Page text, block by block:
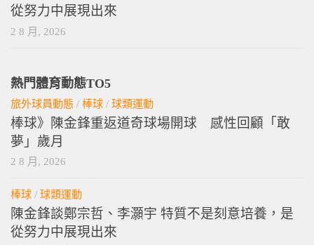
從努力中展現出來
2 8 月, 2026
熱門體育動態TO5
旅外球員動態 / 棒球 / 球類運動
棒球》陳金鋒重返道奇球場開球 感性回顧「敢
夢」歲月
2 8 月, 2026
棒球 / 球類運動
陳金鋒談鄭宗哲、李灝宇 特質不是刻意培養，是
從努力中展現出來